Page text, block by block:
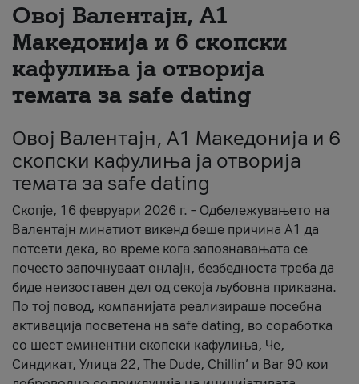
Овој Валентајн, A1
Македонија и 6 скопски
кафулиња ја отворија
темата за safe dating
Овој Валентајн, A1 Македонија и 6
скопски кафулиња ја отворија
темата за safe dating
Скопје, 16 февруари 2026 г. – Одбележувањето на
Валентајн минатиот викенд беше причина А1 да
потсети дека, во време кога запознавањата се
почесто започнуваат онлајн, безбедноста треба да
биде неизоставен дел од секоја љубовна приказна.
По тој повод, компанијата реализираше посебна
активација посветена на safe dating, во соработка
со шест еминентни скопски кафулиња, Че,
Синдикат, Улица 22, The Dude, Chillin’ и Bar 90 кои